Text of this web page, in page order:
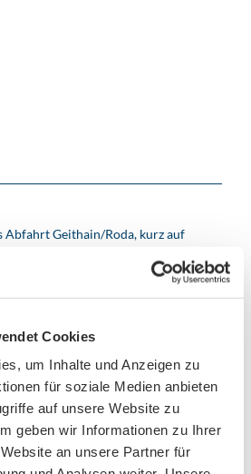
Cookies
um Inhalte und Anzeigen zu
für soziale Medien anbieten
auf unsere Website zu
geben wir Informationen zu Ihrer
an unsere Partner für
Abfahrt Geithain/Roda, kurz auf
S3 bis Frohburg weiter mit der
Sahlis, Busplatz.
Marketing GmbH